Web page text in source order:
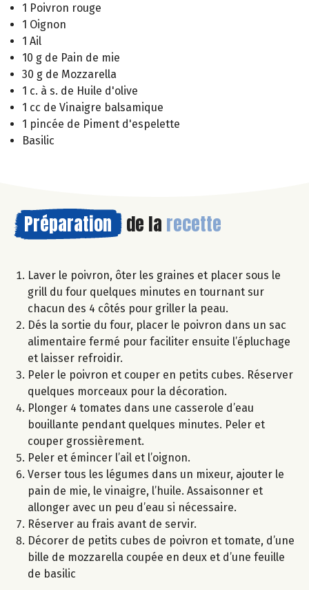
1 Poivron rouge
1 Oignon
1 Ail
10 g de Pain de mie
30 g de Mozzarella
1 c. à s. de Huile d'olive
1 cc de Vinaigre balsamique
1 pincée de Piment d'espelette
Basilic
Préparation de la recette
Laver le poivron, ôter les graines et placer sous le
grill du four quelques minutes en tournant sur
chacun des 4 côtés pour griller la peau.
Dés la sortie du four, placer le poivron dans un sac
alimentaire fermé pour faciliter ensuite l’épluchage
et laisser refroidir.
Peler le poivron et couper en petits cubes. Réserver
quelques morceaux pour la décoration.
Plonger 4 tomates dans une casserole d’eau
bouillante pendant quelques minutes. Peler et
couper grossièrement.
Peler et émincer l’ail et l’oignon.
Verser tous les légumes dans un mixeur, ajouter le
pain de mie, le vinaigre, l’huile. Assaisonner et
allonger avec un peu d’eau si nécessaire.
Réserver au frais avant de servir.
Décorer de petits cubes de poivron et tomate, d’une
bille de mozzarella coupée en deux et d’une feuille
de basilic